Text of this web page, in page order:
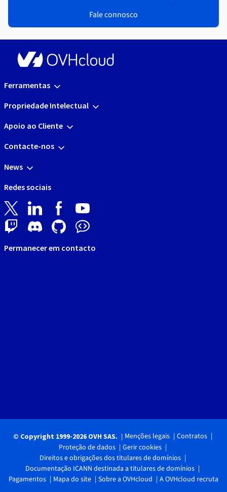
Fale connosco
Ferramentas
Propriedade Intelectual
Apoio ao Cliente
Contacte-nos
News
Redes sociais
Permanecer em contacto
© Copyright 1999-2026 OVH SAS. Menções legais
Contratos
Proteção de dados
Gerir cookies
Direitos e obrigações dos titulares de domínios
Documentação ICANN destinada a titulares de domínios
Pagamentos
Mapa do site Sobre a OVHcloud A OVHcloud recruta